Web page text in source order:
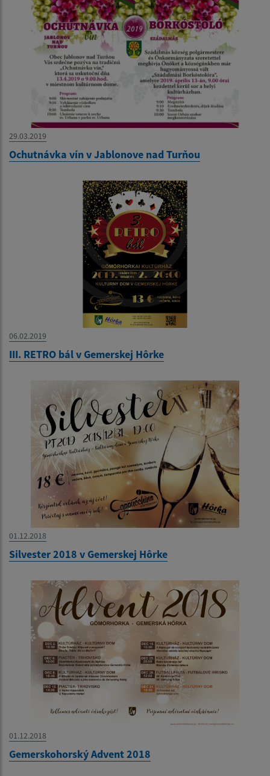
29.03.2019
Ochutnávka vín v Jablonove nad Turňou
06.02.2019
III. RETRO bál v Gemerskej Hôrke
01.12.2018
Silvester 2018 v Gemerskej Hôrke
01.12.2018
Gemerskohorský Advent 2018